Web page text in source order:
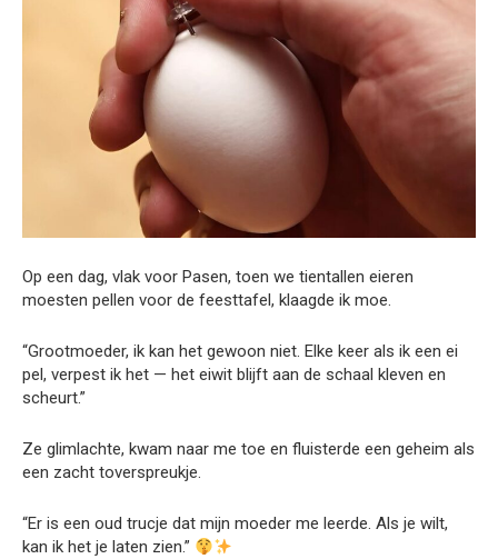
Op een dag, vlak voor Pasen, toen we tientallen eieren
moesten pellen voor de feesttafel, klaagde ik moe.
“Grootmoeder, ik kan het gewoon niet. Elke keer als ik een ei
pel, verpest ik het — het eiwit blijft aan de schaal kleven en
scheurt.”
Ze glimlachte, kwam naar me toe en fluisterde een geheim als
een zacht toverspreukje.
“Er is een oud trucje dat mijn moeder me leerde. Als je wilt,
kan ik het je laten zien.”